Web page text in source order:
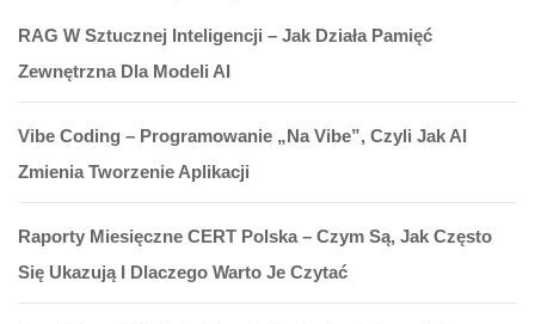
RAG W Sztucznej Inteligencji – Jak Działa Pamięć
Zewnętrzna Dla Modeli AI
Vibe Coding – Programowanie „na Vibe”, Czyli Jak AI
Zmienia Tworzenie Aplikacji
Raporty Miesięczne CERT Polska – Czym Są, Jak Często
Się Ukazują I Dlaczego Warto Je Czytać